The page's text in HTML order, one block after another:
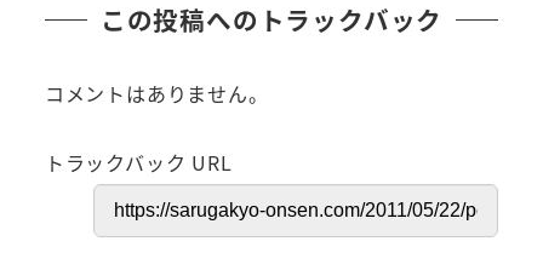
この投稿へのトラックバック
コメントはありません。
トラックバック URL